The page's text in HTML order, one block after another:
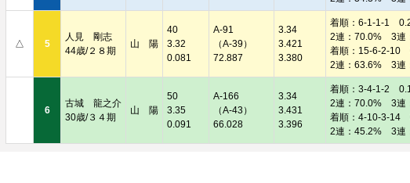
△ 5
人見 剛志
44歳/２８期
山 陽
40
3.32
0.081
A-91
（A-39）
72.887
3.34
3.421
3.380
着順：6-1-1-1
2連：70.0% 3連
着順：15-6-2-10
2連：63.6% 3連
6
古城 龍之介
30歳/３４期
山 陽
50
3.35
0.091
A-166
（A-43）
66.028
3.34
3.431
3.396
着順：3-4-1-2
2連：70.0% 3連
着順：4-10-3-14
2連：45.2% 3連